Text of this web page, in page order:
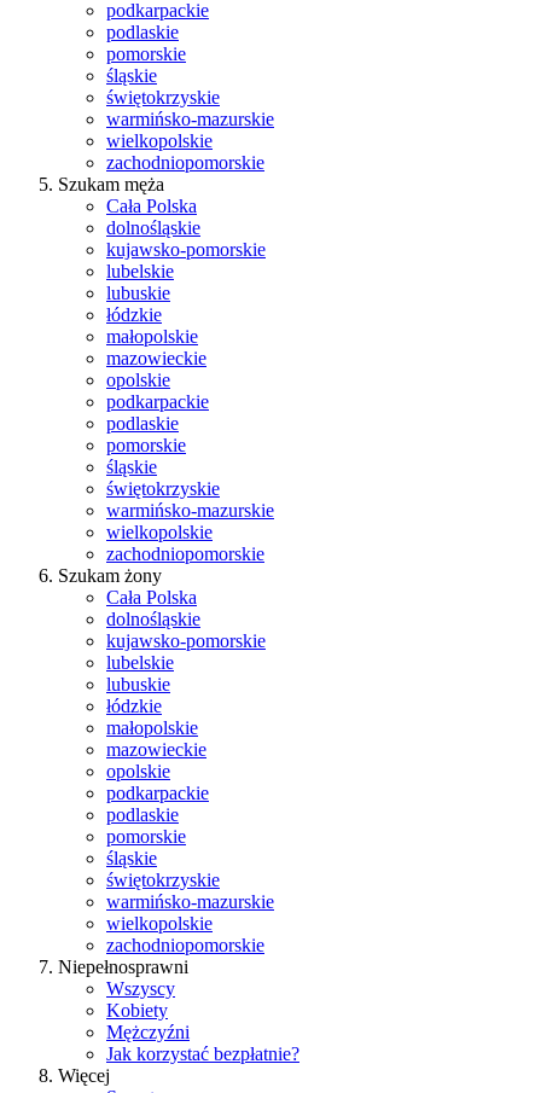
podkarpackie
podlaskie
pomorskie
śląskie
świętokrzyskie
warmińsko-mazurskie
wielkopolskie
zachodniopomorskie
Szukam męża
Cała Polska
dolnośląskie
kujawsko-pomorskie
lubelskie
lubuskie
łódzkie
małopolskie
mazowieckie
opolskie
podkarpackie
podlaskie
pomorskie
śląskie
świętokrzyskie
warmińsko-mazurskie
wielkopolskie
zachodniopomorskie
Szukam żony
Cała Polska
dolnośląskie
kujawsko-pomorskie
lubelskie
lubuskie
łódzkie
małopolskie
mazowieckie
opolskie
podkarpackie
podlaskie
pomorskie
śląskie
świętokrzyskie
warmińsko-mazurskie
wielkopolskie
zachodniopomorskie
Niepełnosprawni
Wszyscy
Kobiety
Mężczyźni
Jak korzystać bezpłatnie?
Więcej